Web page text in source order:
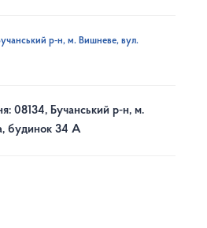
р-н, м. Вишневе, вул.
08134, Бучанський р-н, м.
будинок 34 А